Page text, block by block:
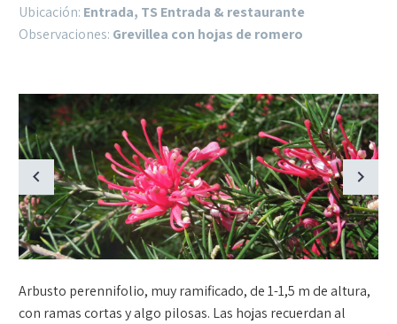
Ubicación: Entrada, TS Entrada & restaurante
Observaciones: Grevillea con hojas de romero
Arbusto perennifolio, muy ramificado, de 1-1,5 m de altura,
con ramas cortas y algo pilosas. Las hojas recuerdan al